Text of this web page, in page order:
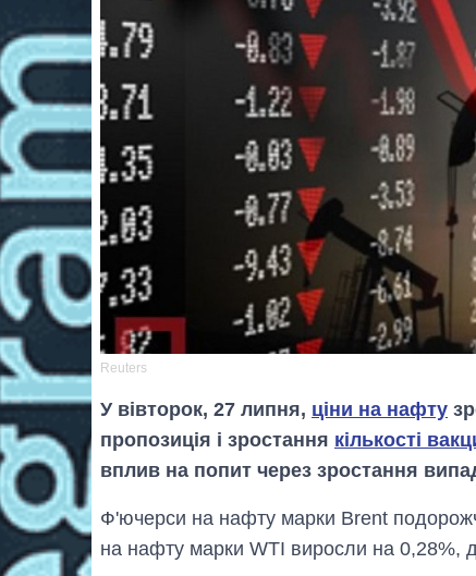
Reuters
У вівторок, 27 липня, ціни на нафту
пропозиція і зростання кількості
вплив на попит через зростання
Ф'ючерси на нафту марки Brent
на нафту марки WTI виросли на 0,28%,